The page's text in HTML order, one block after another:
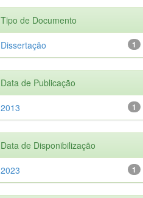
Tipo de Documento
1
Dissertação
Data de Publicação
1
2013
Data de Disponibilização
1
2023